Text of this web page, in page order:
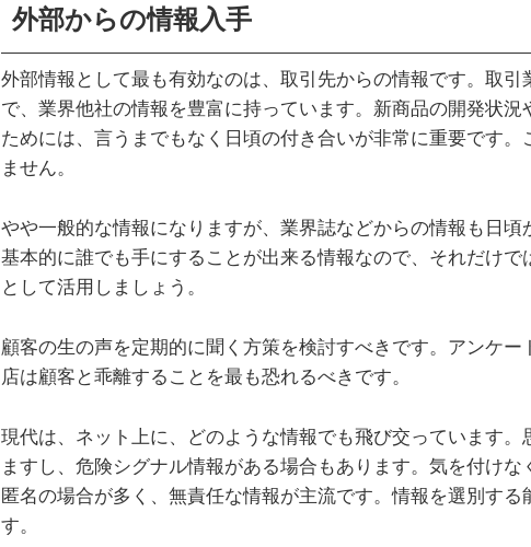
外部からの情報入手
外部情報として最も有効なのは、取引先からの情報です。取
で、業界他社の情報を豊富に持っています。新商品の開発状
ためには、言うまでもなく日頃の付き合いが非常に重要です
ません。
やや一般的な情報になりますが、業界誌などからの情報も日
基本的に誰でも手にすることが出来る情報なので、それだけ
として活用しましょう。
顧客の生の声を定期的に聞く方策を検討すべきです。 アンケー
店は顧客と乖離することを最も恐れるべきです。
現代は、ネット上に、どのような情報でも飛び交っています
ますし、危険シグナル情報がある場合もあります。気を付け
匿名の場合が多く、無責任な情報が主流です。情報を選別す
す。